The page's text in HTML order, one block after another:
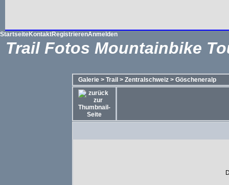
StartseiteKontaktRegistrierenAnmelden
Trail Fotos Mountainbike
Galerie> Trail > Zentralschweiz> Göscheneralp